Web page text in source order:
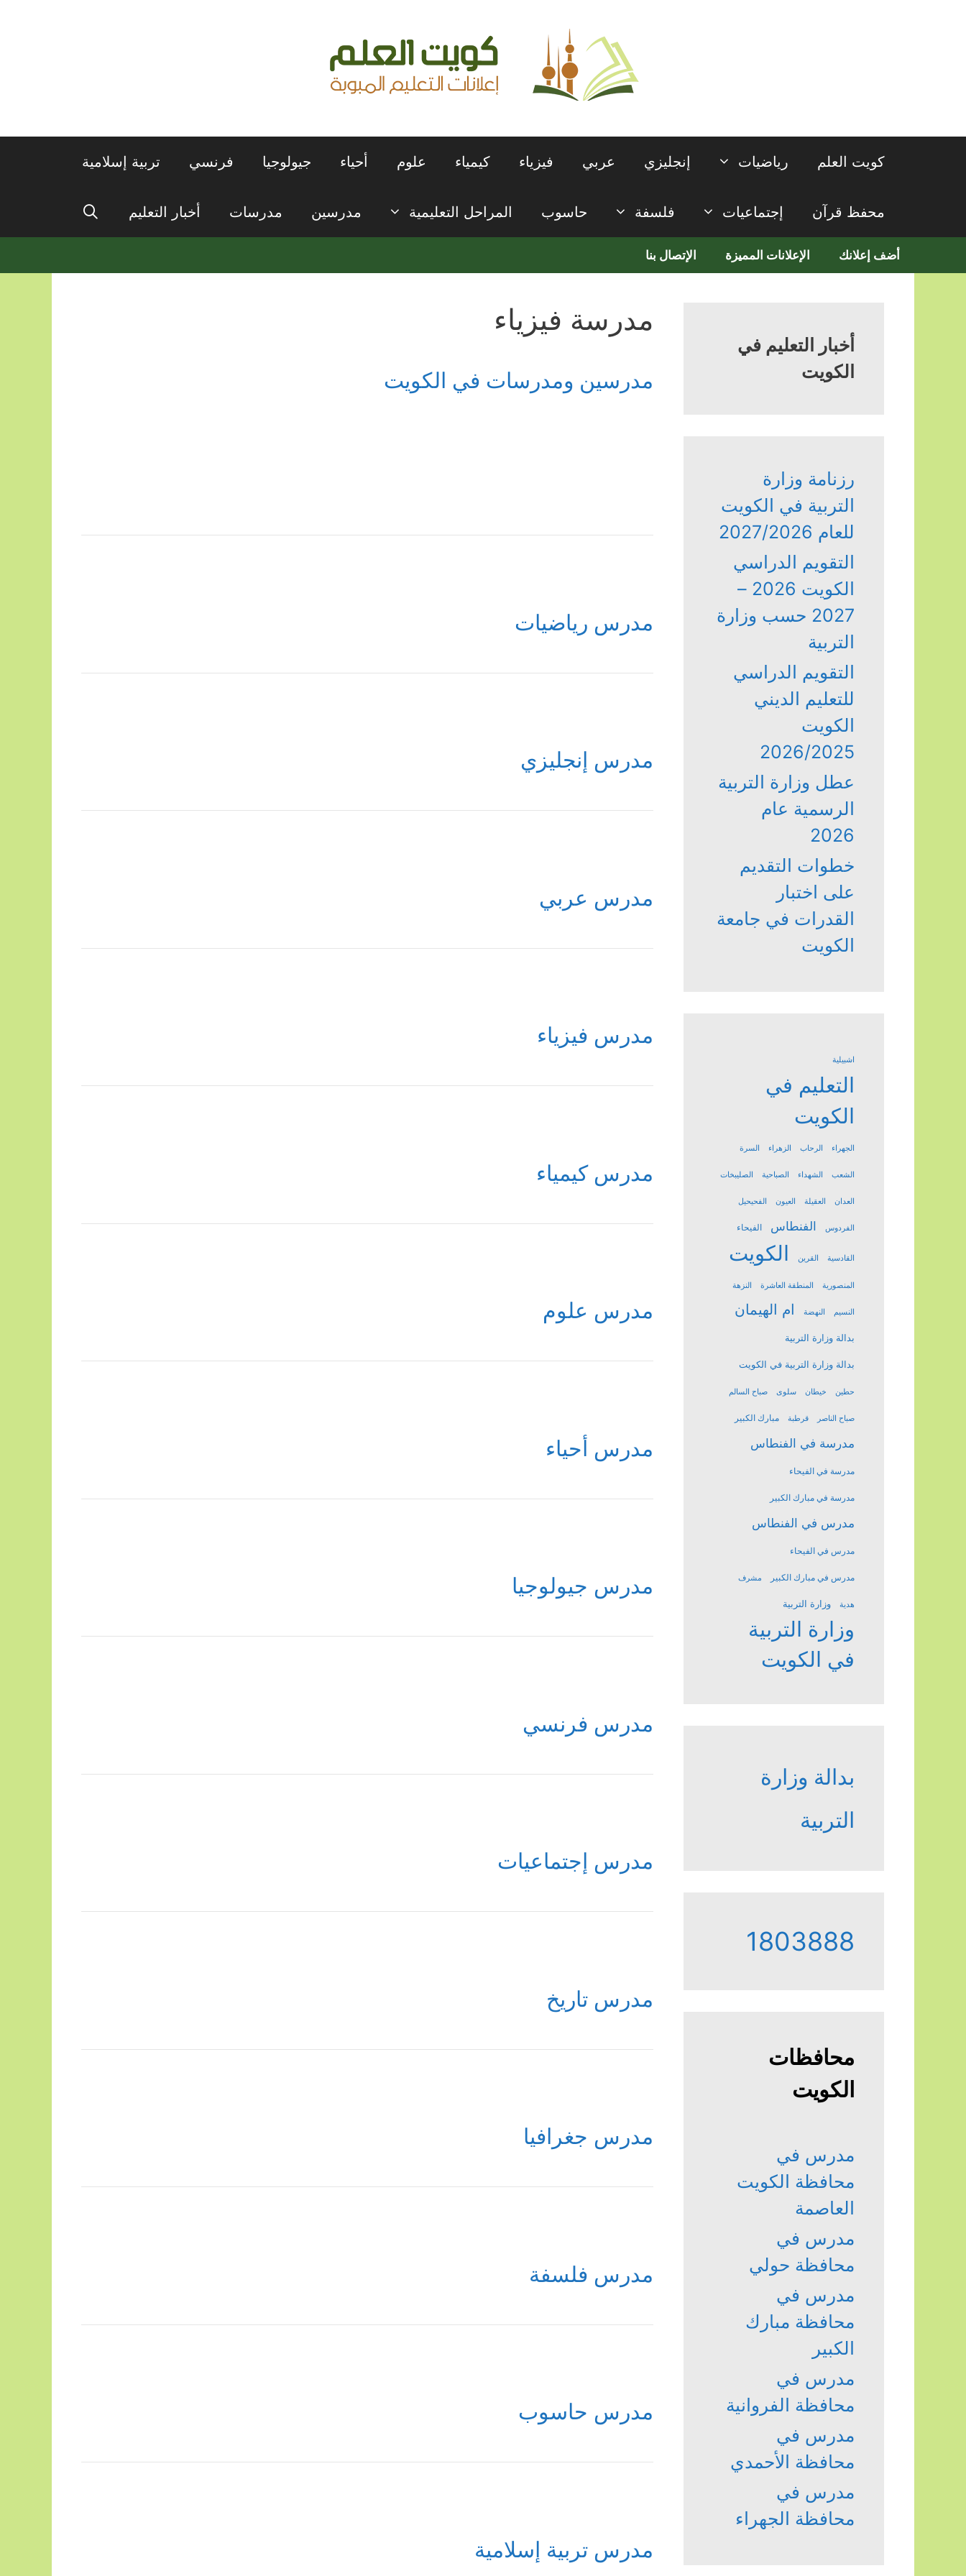
كويت العلم رياضيات إنجليزي عربي فيزياء كيمياء علوم أحياء جيولوجيا فرنسي تربية إسلامية
محفظ قرآن إجتماعيات فلسفة حاسوب المراحل التعليمية مدرسين مدرسات أخبار التعليم
أضف إعلانك الإعلانات المميزة الإتصال بنا
مدرسة فيزياء
مدرسين ومدرسات في الكويت
مدرس رياضيات
مدرس إنجليزي
مدرس عربي
مدرس فيزياء
مدرس كيمياء
مدرس علوم
مدرس أحياء
مدرس جيولوجيا
مدرس فرنسي
مدرس إجتماعيات
مدرس تاريخ
مدرس جغرافيا
مدرس فلسفة
مدرس حاسوب
مدرس تربية إسلامية
أخبار التعليم في
الكويت
رزنامة وزارة
التربية في الكويت
للعام 2027/2026
التقويم الدراسي
الكويت 2026 –
2027 حسب وزارة
التربية
التقويم الدراسي
للتعليم الديني
الكويت
2026/2025
عطل وزارة التربية
الرسمية عام
2026
خطوات التقديم
على اختبار
القدرات في جامعة
الكويت
اشبيلية
التعليم في
الكويت
الجهراء الرحاب الزهراء السرة
الشعب الشهداء الصباحية الصليبخات
العدان العقيلة العيون الفحيحيل
الفردوس الفنطاس الفيحاء
القادسية القرين الكويت
المنصورية المنطقة العاشرة النزهة
النسيم النهضة ام الهيمان
بدالة وزارة التربية
بدالة وزارة التربية في الكويت
حطين خيطان سلوى صباح السالم
صباح الناصر قرطبة مبارك الكبير
مدرسة في الفنطاس
مدرسة في الفيحاء
مدرسة في مبارك الكبير
مدرس في الفنطاس
مدرس في الفيحاء
مدرس في مبارك الكبير مشرف
هدية وزارة التربية
وزارة التربية
في الكويت
بدالة وزارة
التربية
1803888
محافظات
الكويت
مدرس في
محافظة الكويت
العاصمة
مدرس في
محافظة حولي
مدرس في
محافظة مبارك
الكبير
مدرس في
محافظة الفروانية
مدرس في
محافظة الأحمدي
مدرس في
محافظة الجهراء